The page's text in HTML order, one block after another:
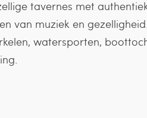
tavernes met
van muziek en
watersporten,